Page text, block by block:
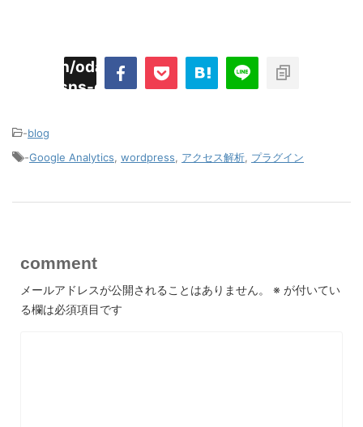
odaiji.com/public_html/blog/wp-
sns-count-cache/sns-count-
-blog
-Google Analytics, wordpress, アクセス解析, プラグイン
comment
メールアドレスが公開されることはありません。 ※ が付いてい
る欄は必須項目です